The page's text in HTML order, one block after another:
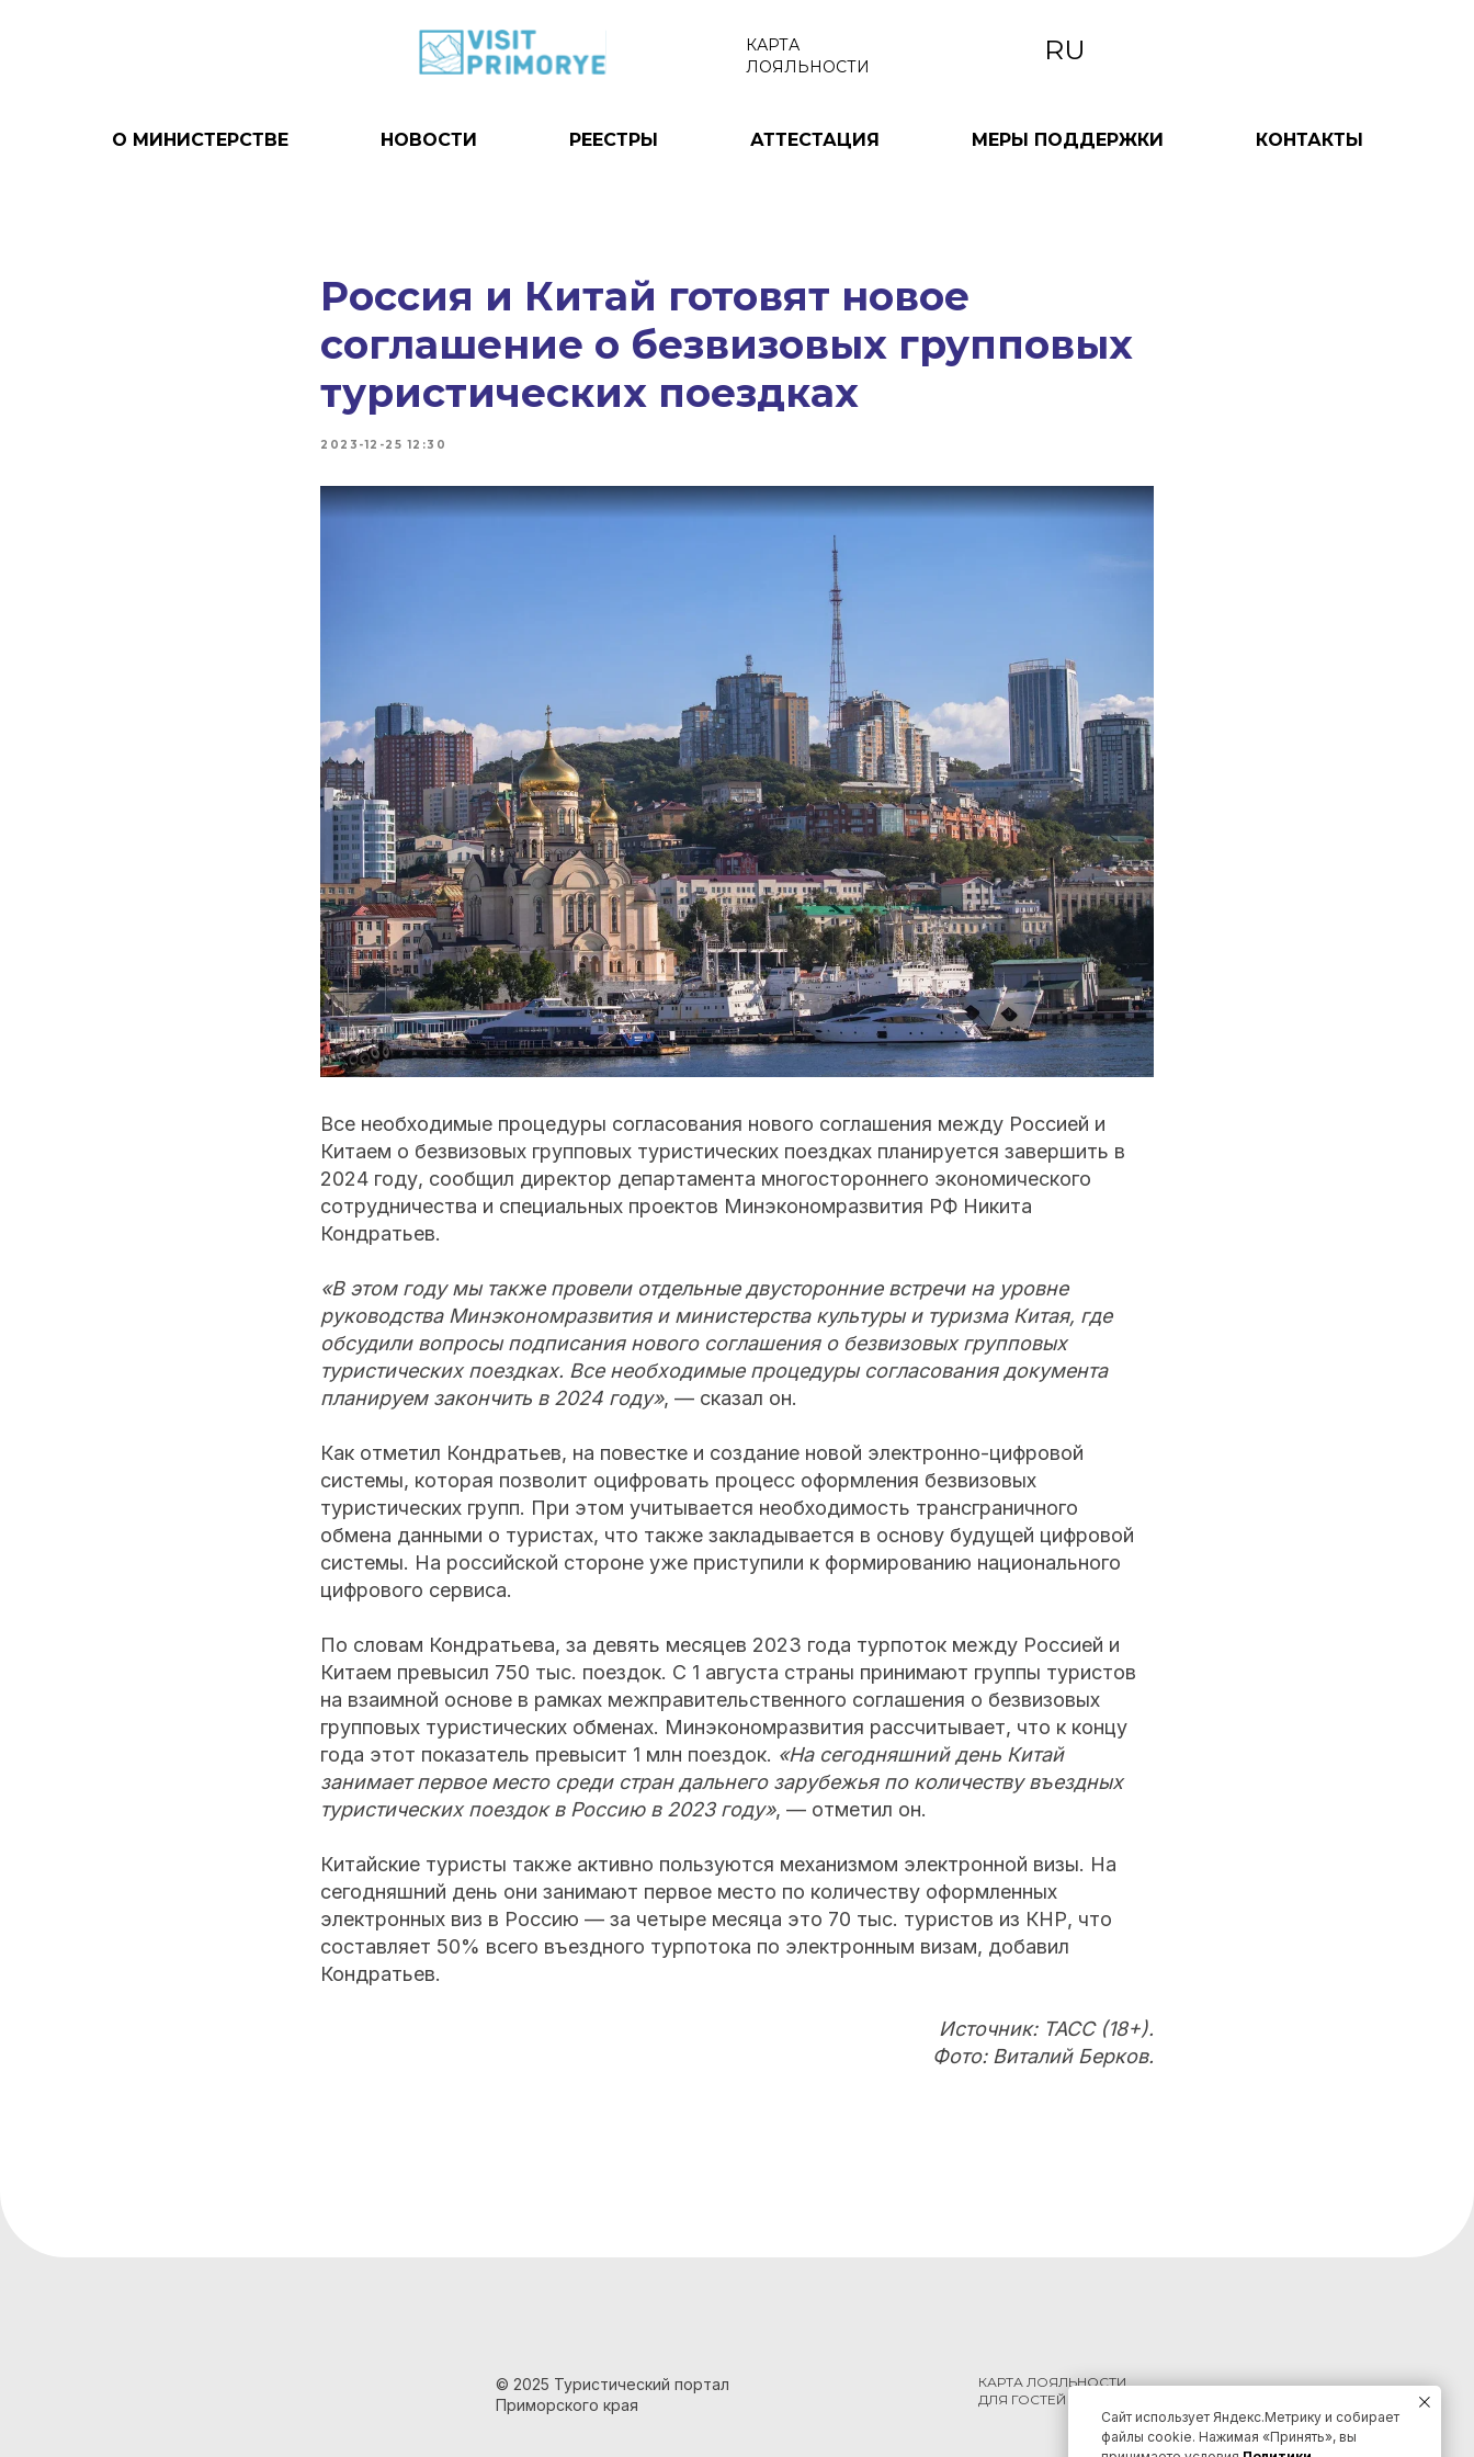
RU
КАРТА
ЛОЯЛЬНОСТИ
О МИНИСТЕРСТВЕ НОВОСТИ РЕЕСТРЫ АТТЕСТАЦИЯ МЕРЫ ПОДДЕРЖКИ КОНТАКТЫ
Россия и Китай готовят новое
соглашение о безвизовых групповых
туристических поездках
2023-12-25 12:30
Все необходимые процедуры согласования нового соглашения между Россией и
Китаем о безвизовых групповых туристических поездках планируется завершить в
2024 году, сообщил директор департамента многостороннего экономического
сотрудничества и специальных проектов Минэкономразвития РФ Никита
Кондратьев.
«В этом году мы также провели отдельные двусторонние встречи на уровне
руководства Минэкономразвития и министерства культуры и туризма Китая, где
обсудили вопросы подписания нового соглашения о безвизовых групповых
туристических поездках. Все необходимые процедуры согласования документа
планируем закончить в 2024 году», — сказал он.
Как отметил Кондратьев, на повестке и создание новой электронно-цифровой
системы, которая позволит оцифровать процесс оформления безвизовых
туристических групп. При этом учитывается необходимость трансграничного
обмена данными о туристах, что также закладывается в основу будущей цифровой
системы. На российской стороне уже приступили к формированию национального
цифрового сервиса.
По словам Кондратьева, за девять месяцев 2023 года турпоток между Россией и
Китаем превысил 750 тыс. поездок. С 1 августа страны принимают группы туристов
на взаимной основе в рамках межправительственного соглашения о безвизовых
групповых туристических обменах. Минэкономразвития рассчитывает, что к концу
года этот показатель превысит 1 млн поездок. «На сегодняшний день Китай
занимает первое место среди стран дальнего зарубежья по количеству въездных
туристических поездок в Россию в 2023 году», — отметил он.
Китайские туристы также активно пользуются механизмом электронной визы. На
сегодняшний день они занимают первое место по количеству оформленных
электронных виз в Россию — за четыре месяца это 70 тыс. туристов из КНР, что
составляет 50% всего въездного турпотока по электронным визам, добавил
Кондратьев.
Источник: ТАСС (18+).
Фото: Виталий Берков.
© 2025 Туристический портал
Приморского края
КАРТА ЛОЯЛЬНОСТИ
ДЛЯ ГОСТЕЙ КРАЯ
Сайт использует Яндекс.Метрику и собирает
файлы cookie. Нажимая «Принять», вы